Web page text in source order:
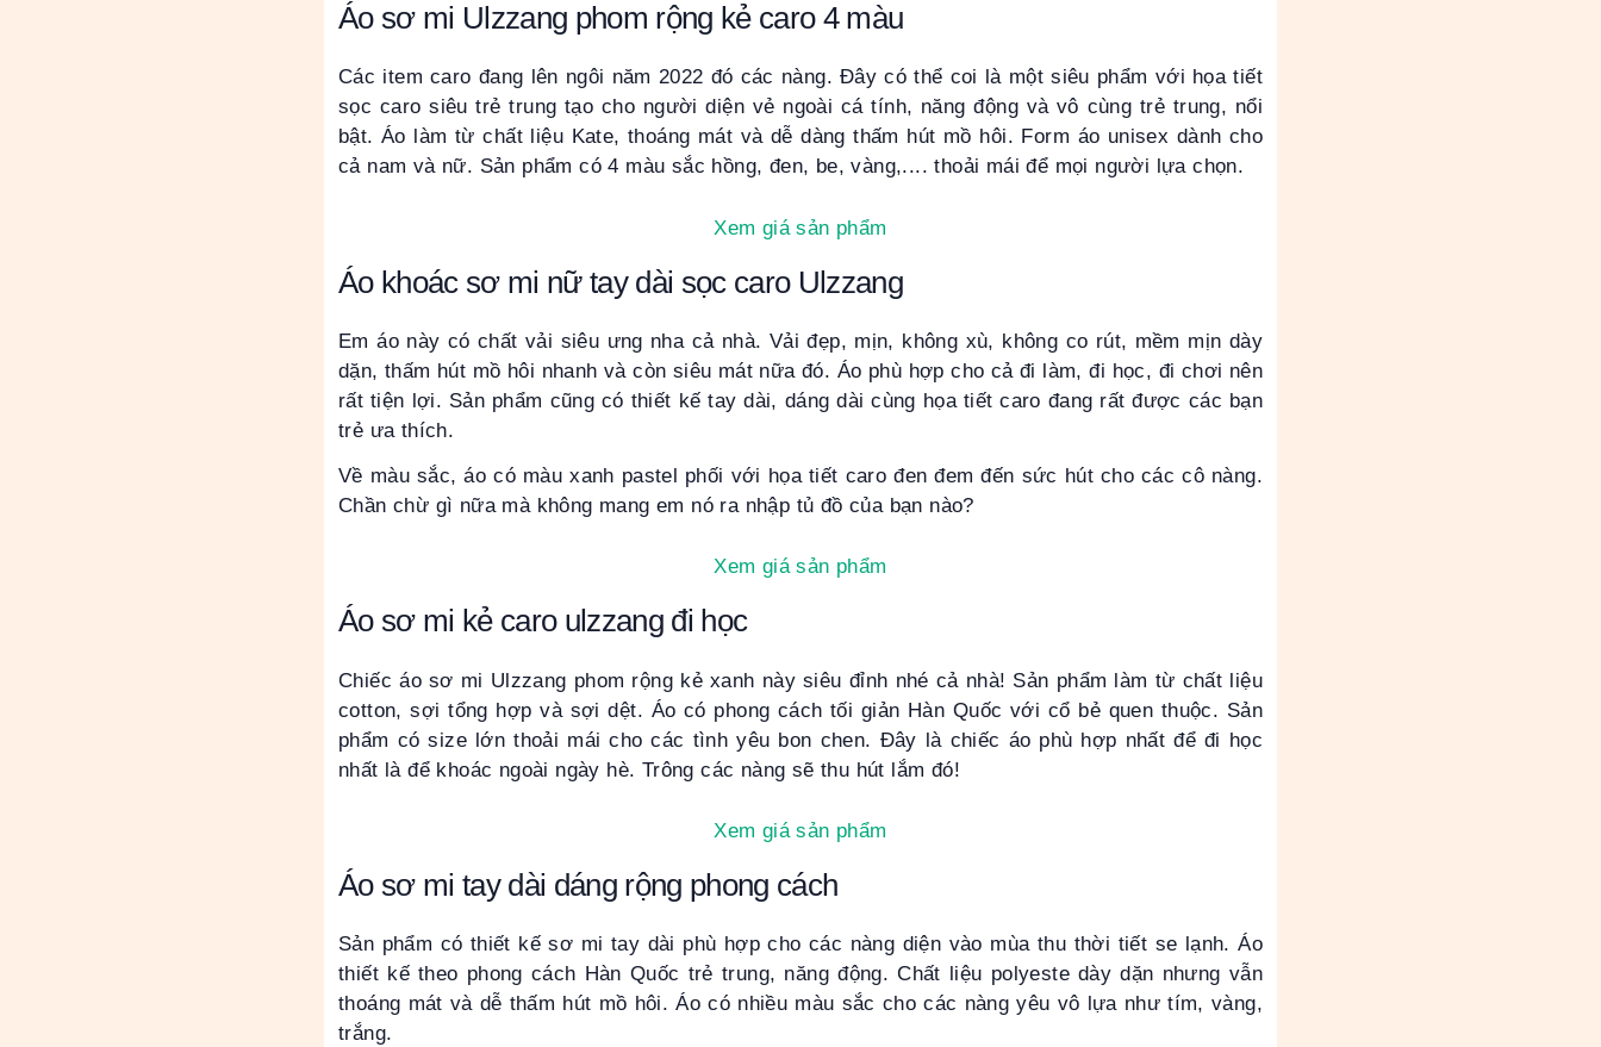
Áo sơ mi Ulzzang phom rộng kẻ caro 4 màu
Các item caro đang lên ngôi năm 2022 đó các nàng. Đây có thể coi là một siêu phẩm với họa tiết
sọc caro siêu trẻ trung tạo cho người diện vẻ ngoài cá tính, năng động và vô cùng trẻ trung, nổi
bật. Áo làm từ chất liệu Kate, thoáng mát và dễ dàng thấm hút mồ hôi. Form áo unisex dành cho
cả nam và nữ. Sản phẩm có 4 màu sắc hồng, đen, be, vàng,.... thoải mái để mọi người lựa chọn.
Xem giá sản phẩm
Áo khoác sơ mi nữ tay dài sọc caro Ulzzang
Em áo này có chất vải siêu ưng nha cả nhà. Vải đẹp, mịn, không xù, không co rút, mềm mịn dày
dặn, thấm hút mồ hôi nhanh và còn siêu mát nữa đó. Áo phù hợp cho cả đi làm, đi học, đi chơi nên
rất tiện lợi. Sản phẩm cũng có thiết kế tay dài, dáng dài cùng họa tiết caro đang rất được các bạn
trẻ ưa thích.
Về màu sắc, áo có màu xanh pastel phối với họa tiết caro đen đem đến sức hút cho các cô nàng.
Chần chừ gì nữa mà không mang em nó ra nhập tủ đồ của bạn nào?
Xem giá sản phẩm
Áo sơ mi kẻ caro ulzzang đi học
Chiếc áo sơ mi Ulzzang phom rộng kẻ xanh này siêu đỉnh nhé cả nhà! Sản phẩm làm từ chất liệu
cotton, sợi tổng hợp và sợi dệt. Áo có phong cách tối giản Hàn Quốc với cổ bẻ quen thuộc. Sản
phẩm có size lớn thoải mái cho các tình yêu bon chen. Đây là chiếc áo phù hợp nhất để đi học
nhất là để khoác ngoài ngày hè. Trông các nàng sẽ thu hút lắm đó!
Xem giá sản phẩm
Áo sơ mi tay dài dáng rộng phong cách
Sản phẩm có thiết kế sơ mi tay dài phù hợp cho các nàng diện vào mùa thu thời tiết se lạnh. Áo
thiết kế theo phong cách Hàn Quốc trẻ trung, năng động. Chất liệu polyeste dày dặn nhưng vẫn
thoáng mát và dễ thấm hút mồ hôi. Áo có nhiều màu sắc cho các nàng yêu vô lựa như tím, vàng,
trắng.